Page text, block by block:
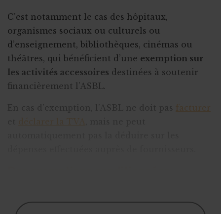
C’est notamment le cas des hôpitaux,
organismes sociaux ou culturels ou
d’enseignement, bibliothèques, cinémas ou
théâtres, qui bénéficient d’une exemption sur
les activités accessoires destinées à soutenir
financièrement l’ASBL.
En cas d’exemption, l’ASBL ne doit pas facturer